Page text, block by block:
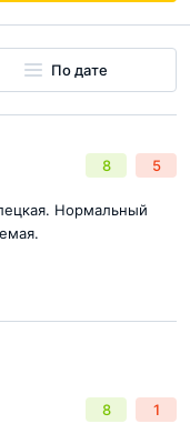
По дате
8 5
Нормальный
8 1